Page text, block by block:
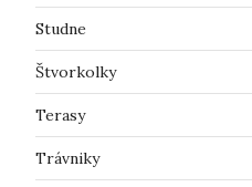
Studne
Štvorkolky
Terasy
Trávniky